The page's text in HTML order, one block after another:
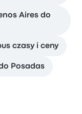
Aires do
czasy i ceny
Posadas